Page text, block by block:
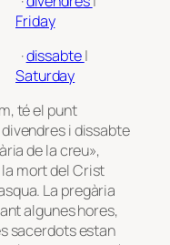
Friday
·dissabte|
Saturday
té el punt
i dissabte
de la creu»,
mort del Crist
La pregària
algunes hores,
sacerdots estan